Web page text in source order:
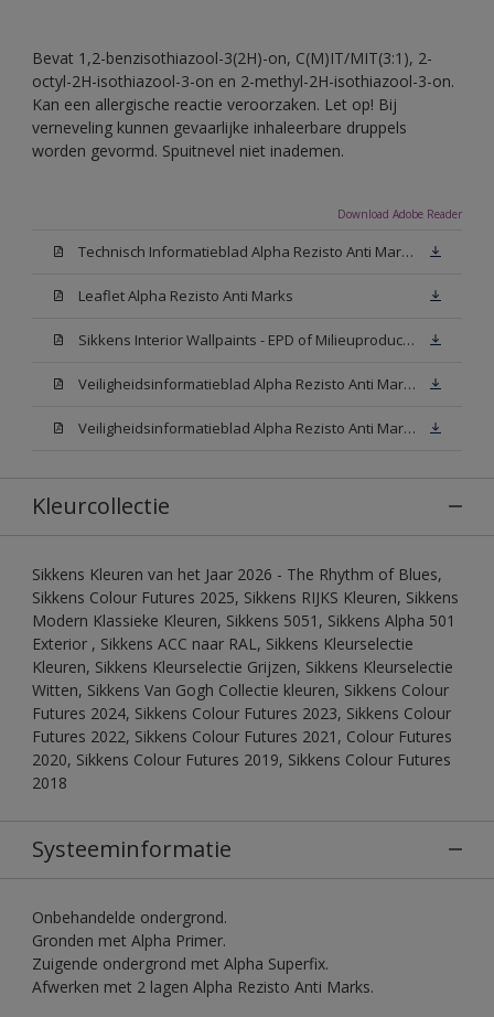
Bevat 1,2-benzisothiazool-3(2H)-on, C(M)IT/MIT(3:1), 2-
octyl-2H-isothiazool-3-on en 2-methyl-2H-isothiazool-3-on.
Kan een allergische reactie veroorzaken. Let op! Bij
verneveling kunnen gevaarlijke inhaleerbare druppels
worden gevormd. Spuitnevel niet inademen.
Download Adobe Reader
Technisch Informatieblad Alpha Rezisto Anti Marks (PDF)
Leaflet Alpha Rezisto Anti Marks
Sikkens Interior Wallpaints - EPD of Milieuproductverklaring
Veiligheidsinformatieblad Alpha Rezisto Anti Marks Mat White W05 (MSDS)
Veiligheidsinformatieblad Alpha Rezisto Anti Marks Mat N00 (MSDS)
Kleurcollectie
Sikkens Kleuren van het Jaar 2026 - The Rhythm of Blues,
Sikkens Colour Futures 2025, Sikkens RIJKS Kleuren, Sikkens
Modern Klassieke Kleuren, Sikkens 5051, Sikkens Alpha 501
Exterior , Sikkens ACC naar RAL, Sikkens Kleurselectie
Kleuren, Sikkens Kleurselectie Grijzen, Sikkens Kleurselectie
Witten, Sikkens Van Gogh Collectie kleuren, Sikkens Colour
Futures 2024, Sikkens Colour Futures 2023, Sikkens Colour
Futures 2022, Sikkens Colour Futures 2021, Colour Futures
2020, Sikkens Colour Futures 2019, Sikkens Colour Futures
2018
Systeeminformatie
Onbehandelde ondergrond.
Gronden met Alpha Primer.
Zuigende ondergrond met Alpha Superfix.
Afwerken met 2 lagen Alpha Rezisto Anti Marks.